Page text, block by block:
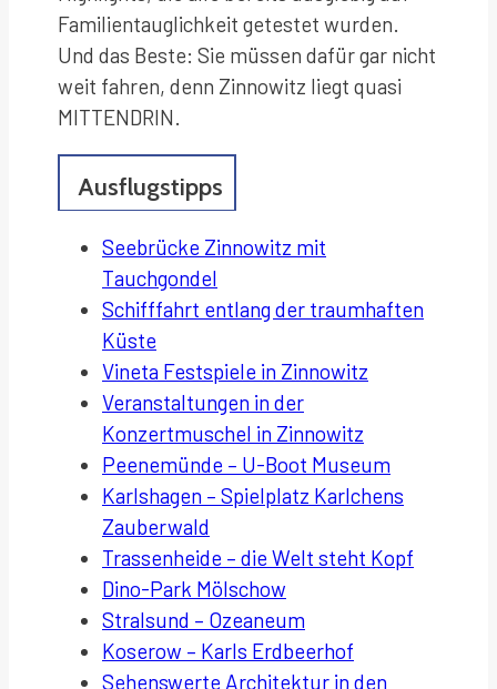
Familientauglichkeit getestet wurden.
Und das Beste: Sie müssen dafür gar nicht
weit fahren, denn Zinnowitz liegt quasi
MITTENDRIN.
Ausflugstipps
Seebrücke Zinnowitz mit
Tauchgondel
Schifffahrt entlang der traumhaften
Küste
Vineta Festspiele in Zinnowitz
Veranstaltungen in der
Konzertmuschel in Zinnowitz
Peenemünde – U-Boot Museum
Karlshagen – Spielplatz Karlchens
Zauberwald
Trassenheide – die Welt steht Kopf
Dino-Park Mölschow
Stralsund – Ozeaneum
Koserow – Karls Erdbeerhof
Sehenswerte Architektur in den